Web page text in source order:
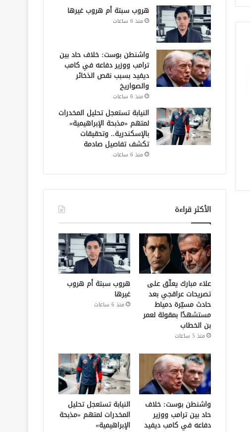
هروب سبتة أم هروب غيرها
منذ 6 ساعات
واشنطن بوست: خلاف حاد بين
ترامب ووزير دفاعه في كامب
ديفيد بسبب نقص الذخائر
والصواريخ
منذ 6 ساعات
النيابة تستعجل تحليل المخدرات
لمتهم «مذبحة الإبراهيمية»
بالإسكندرية.. وتحقيقات
تكشف تفاصيل صادمة
منذ 6 ساعات
الأكثر قراءة
علاء مبارك يعلّق على
تصريحات عراقجي بعد
حادث مسيّرة دمياط
مستشهدًا بمقولة لعمر
بن الخطاب
منذ 5 ساعات
هروب سبتة أم هروب
غيرها
منذ 6 ساعات
واشنطن بوست: خلاف
حاد بين ترامب ووزير
دفاعه في كامب ديفيد
النيابة تستعجل تحليل
المخدرات لمتهم «مذبحة
الإبراهيمية»